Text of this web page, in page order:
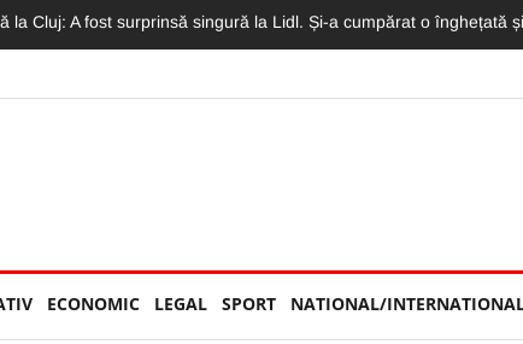
Concertul Lewis Capaldi, arhiplin. Accesul a fost restricționat
ECONOMIC LEGAL SPORT NATIONAL/